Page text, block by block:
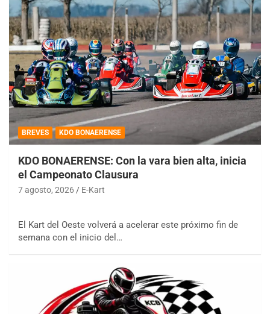
BREVES KDO BONAERENSE
KDO BONAERENSE: Con la vara bien alta, inicia
el Campeonato Clausura
7 agosto, 2026 E-Kart
El Kart del Oeste volverá a acelerar este próximo fin de
semana con el inicio del…